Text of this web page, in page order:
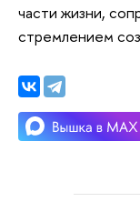
части жизни,
стремлением